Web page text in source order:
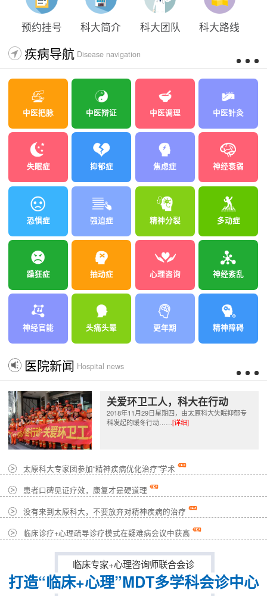
预约挂号 科大简介 科大团队 科大路线
疾病导航 Disease navigation
中医把脉 中医辩证 中医调理 中医针灸
失眠症 抑郁症 焦虑症 神经衰弱
恐惧症 强迫症 精神分裂 多动症
躁狂症 抽动症 心理咨询 神经紊乱
神经官能 头痛头晕 更年期 精神障碍
医院新闻 Hospital news
关爱环卫工人，科大在行动
2018年11月29日星期四，由太原科大失眠抑郁专
科发起的暖冬行动……[详细]
太原科大专家团参加“精神疾病优化治疗”学术
患者口碑见证疗效，康复才是硬道理
没有来到太原科大，不要放弃对精神疾病的治疗
临床诊疗+心理疏导诊疗模式在疑难病会议中获高
临床专家+心理咨询师联合会诊
打造“临床+心理”MDT多学科会诊中心